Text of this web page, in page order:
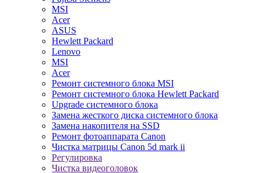
MSI
Acer
ASUS
Hewlett Packard
Lenovo
MSI
Acer
Ремонт системного блока MSI
Ремонт системного блока Hewlett Packard
Upgrade системного блока
Замена жесткого диска системного блока
Замена накопителя на SSD
Ремонт фотоаппарата Canon
Чистка матрицы Canon 5d mark ii
Регулировка
Чистка видеоголовок